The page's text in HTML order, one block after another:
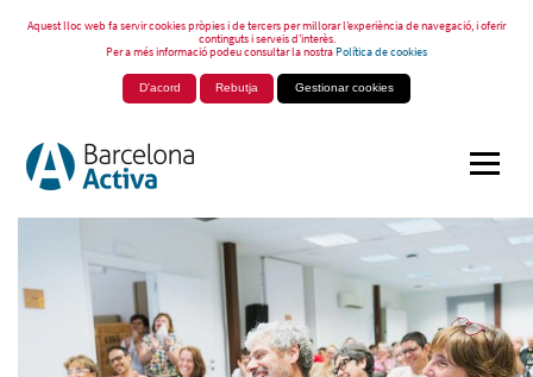
Aquest lloc web fa servir cookies pròpies i de tercers per millorar l’experiència de navegació, i oferir
continguts i serveis d’interès.
Per a més informació podeu consultar la nostraPolítica de cookies
D'acord Rebutja Gestionar cookies